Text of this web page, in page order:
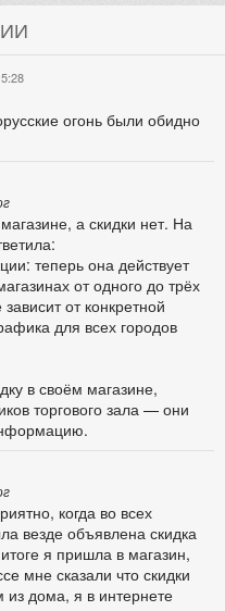
огонь были обидно
а скидки нет. На
теперь она действует
от одного до трёх
от конкретной
для всех городов
в своём магазине,
торгового зала — они
когда во всех
везде объявлена скидка
я пришла в магазин,
мне сказали что скидки
дома, я в интернете